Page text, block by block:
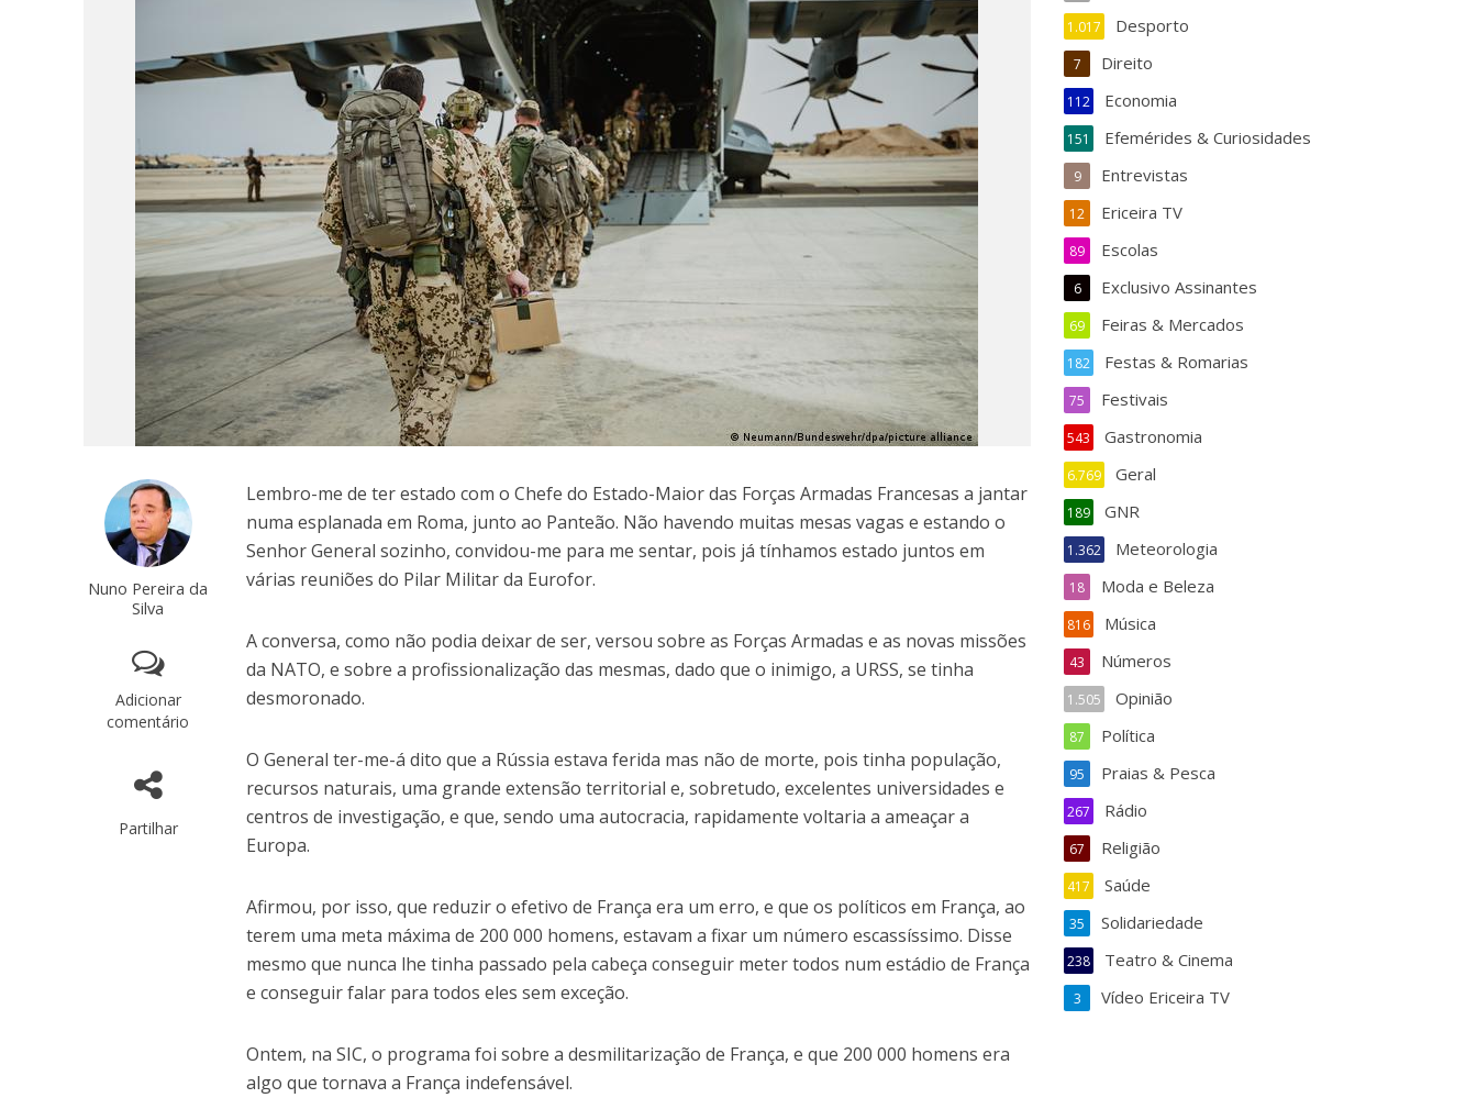
Nuno Pereira da
Silva
Adicionar
comentário
Partilhar
Lembro-me de ter estado com o Chefe do Estado-Maior das Forças Armadas Francesas a jantar
numa esplanada em Roma, junto ao Panteão. Não havendo muitas mesas vagas e estando o
Senhor General sozinho, convidou-me para me sentar, pois já tínhamos estado juntos em
várias reuniões do Pilar Militar da Eurofor.
A conversa, como não podia deixar de ser, versou sobre as Forças Armadas e as novas missões
da NATO, e sobre a profissionalização das mesmas, dado que o inimigo, a URSS, se tinha
desmoronado.
O General ter-me-á dito que a Rússia estava ferida mas não de morte, pois tinha população,
recursos naturais, uma grande extensão territorial e, sobretudo, excelentes universidades e
centros de investigação, e que, sendo uma autocracia, rapidamente voltaria a ameaçar a
Europa.
Afirmou, por isso, que reduzir o efetivo de França era um erro, e que os políticos em França, ao
terem uma meta máxima de 200 000 homens, estavam a fixar um número escassíssimo. Disse
mesmo que nunca lhe tinha passado pela cabeça conseguir meter todos num estádio de França
e conseguir falar para todos eles sem exceção.
Ontem, na SIC, o programa foi sobre a desmilitarização de França, e que 200 000 homens era
algo que tornava a França indefensável.
Desporto
1.017
Direito
7
Economia
112
Efemérides & Curiosidades
151
Entrevistas
9
Ericeira TV
12
Escolas
89
Exclusivo Assinantes
6
Feiras & Mercados
69
Festas & Romarias
182
Festivais
75
Gastronomia
543
Geral
6.769
GNR
189
Meteorologia
1.362
Moda e Beleza
18
Música
816
Números
43
Opinião
1.505
Política
87
Praias & Pesca
95
Rádio
267
Religião
67
Saúde
417
Solidariedade
35
Teatro & Cinema
238
Vídeo Ericeira TV
3